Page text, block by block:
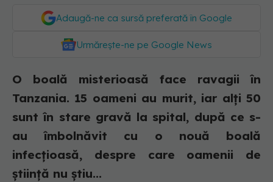
Adaugă-ne ca sursă preferată în Google
Urmărește-ne pe Google News
O boală misterioasă face ravagii în
Tanzania. 15 oameni au murit, iar alți 50
sunt în stare gravă la spital, după ce s-
au îmbolnăvit cu o nouă boală
infecțioasă, despre care oamenii de
știință nu știu...